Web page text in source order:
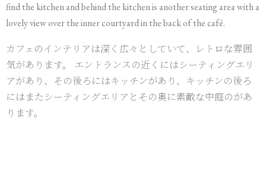
find the kitchen and behind the kitchen is another seating area with a
lovely view over the inner courtyard in the back of the café.
カフェのインテリアは深く広々としていて、レトロな雰囲
気があります。 エントランスの近くにはシーティングエリ
アがあり、その後ろにはキッチンがあり、キッチンの後ろ
にはまたシーティングエリアとその奥に素敵な中庭のがあ
ります。